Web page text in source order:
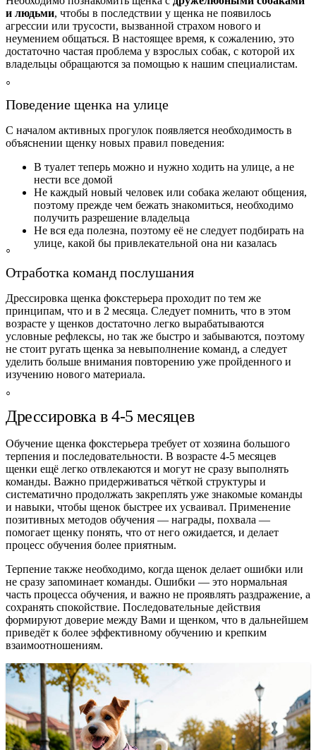
и людьми, чтобы в последствии у щенка не появилось
агрессии или трусости, вызванной страхом нового и
неумением общаться. В настоящее время, к сожалению, это
достаточно частая проблема у взрослых собак, с которой их
владельцы обращаются за помощью к нашим специалистам.
Поведение щенка на улице
С началом активных прогулок появляется необходимость в
объяснении щенку новых правил поведения:
В туалет теперь можно и нужно ходить на улице, а не
нести все домой
Не каждый новый человек или собака желают общения,
поэтому прежде чем бежать знакомиться, необходимо
получить разрешение владельца
Не вся еда полезна, поэтому её не следует подбирать на
улице, какой бы привлекательной она ни казалась
Отработка команд послушания
Дрессировка щенка фокстерьера проходит по тем же
принципам, что и в 2 месяца. Следует помнить, что в этом
возрасте у щенков достаточно легко вырабатываются
условные рефлексы, но так же быстро и забываются, поэтому
не стоит ругать щенка за невыполнение команд, а следует
уделить больше внимания повторению уже пройденного и
изучению нового материала.
Дрессировка в 4‑5 месяцев
Обучение щенка фокстерьера требует от хозяина большого
терпения и последовательности. В возрасте 4-5 месяцев
щенки ещё легко отвлекаются и могут не сразу выполнять
команды. Важно придерживаться чёткой структуры и
систематично продолжать закреплять уже знакомые команды
и навыки, чтобы щенок быстрее их усваивал. Применение
позитивных методов обучения — награды, похвала —
помогает щенку понять, что от него ожидается, и делает
процесс обучения более приятным.
Терпение также необходимо, когда щенок делает ошибки или
не сразу запоминает команды. Ошибки — это нормальная
часть процесса обучения, и важно не проявлять раздражение, а
сохранять спокойствие. Последовательные действия
формируют доверие между Вами и щенком, что в дальнейшем
приведёт к более эффективному обучению и крепким
взаимоотношениям.